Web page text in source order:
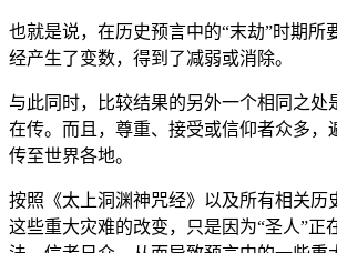
也就是说，在历史预言中的“末劫”时期所
经产生了变数，得到了减弱或消除。
与此同时，比较结果的另外一个相同之处
在传。而且，尊重、接受或信仰者众多，
传至世界各地。
按照《太上洞渊神咒经》以及所有相关历
这些重大灾难的改变，只是因为“圣人”正